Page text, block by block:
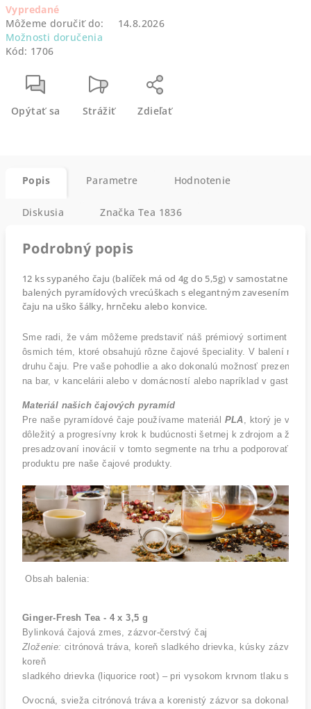
Vypredané
Môžeme doručiť do:
14.8.2026
Možnosti doručenia
Kód: 1706
Opýtať sa Strážiť Zdieľať
Popis Parametre Hodnotenie
Diskusia Značka Tea 1836
Podrobný popis
12 ks sypaného čaju (balíček má od 4g do 5,5g) v samostatne
balených pyramídových vrecúškach s elegantným zavesením
čaju na uško šálky, hrnčeku alebo konvice.
Sme radi, že vám môžeme predstaviť náš prémiový sortiment
ôsmich tém, ktoré obsahujú rôzne čajové špeciality. V balení
druhu čaju. Pre vaše pohodlie a ako dokonalú možnosť
na bar, v kancelárii alebo v domácností alebo napríklad v
Materiál našich čajových pyramíd
Pre naše pyramídové čaje používame materiál PLA, ktorý je
dôležitý a progresívny krok k budúcnosti šetrnej k zdrojom a
presadzovaní inovácií v tomto segmente na trhu a podporovať
produktu pre naše čajové produkty.
Obsah balenia:
Ginger-Fresh Tea - 4 x 3,5 g
Zloženie: citrónová tráva, koreň sladkého drievka, kúsky zázvoru
koreň
sladkého drievka (liquorice root) – pri vysokom krvnom tlaku sa
Ovocná, svieža citrónová tráva a korenistý zázvor sa dokonale